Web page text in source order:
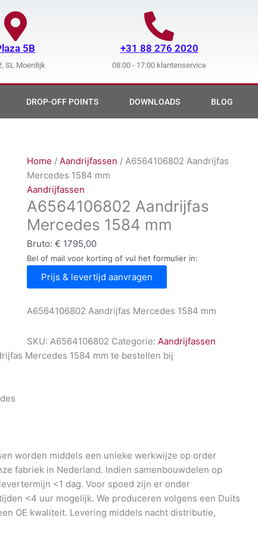
5B
SL Moerdijk
+31 88 276 2020
08:00 - 17:00 klantenservice
DROP-OFF POINTS DOWNLOADS BLOG
Home / Aandrijfassen / A6564106802 Aandrijfas
Mercedes 1584 mm
Aandrijfassen
A6564106802 Aandrijfas
Mercedes 1584 mm
Bruto: € 1795,00
Bel of mail voor korting of vul het formulier in:
Prijs & levertijd aanvragen
A6564106802 Aandrijfas Mercedes 1584 mm
SKU: A6564106802 Categorie: Aandrijfassen
Mercedes 1584 mm te bestellen bij
worden middels een unieke werkwijze op order
fabriek in Nederland. Indien samenbouwdelen op
<1 dag. Voor spoed zijn er onder
<4 uur mogelijk. We produceren volgens een Duits
OE kwaliteit. Levering middels nacht distributie,